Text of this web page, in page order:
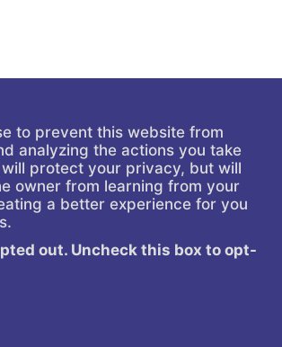
to prevent this website from
analyzing the actions you take
will protect your privacy, but will
owner from learning from your
a better experience for you
out. Uncheck this box to opt-